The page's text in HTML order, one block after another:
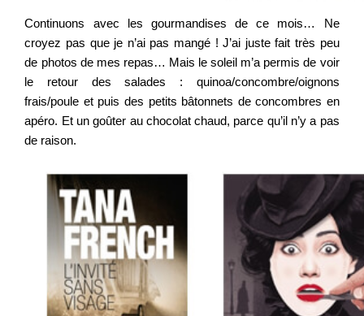
Continuons avec les gourmandises de ce mois… Ne
croyez pas que je n’ai pas mangé ! J’ai juste fait très peu
de photos de mes repas… Mais le soleil m’a permis de voir
le retour des salades : quinoa/concombre/oignons
frais/poule et puis des petits bâtonnets de concombres en
apéro. Et un goûter au chocolat chaud, parce qu’il n’y a pas
de raison.